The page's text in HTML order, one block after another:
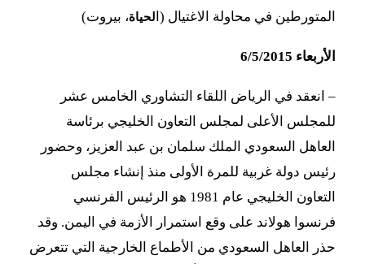
المتورطين في محاولة الاغتيال (ا لحياة، بيروت)
الأربعاء 6/5/2015
– انعقد في الرياض اللقاء التشاوري الخامس عشر
للمجلس الأعلى لمجلس التعاون الخليجي برئاسة
العاهل السعودي الملك سلمان بن عبد العزيز، وحضور
رئيس دولة غربية للمرة الأولى منذ إنشاء مجلس
التعاون الخليجي عام 1981 هو الرئيس الفرنسي
فرنسوا هولاند على وقع استمرار الأزمة في اليمن. وقد
حذر العاهل السعودي من الأطماع الخارجية التي تتعرض